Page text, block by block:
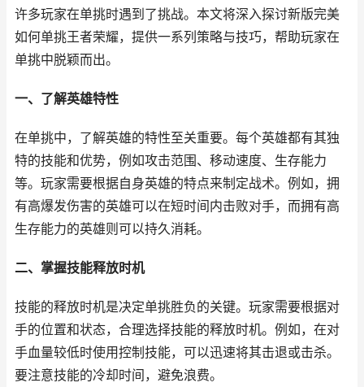
许多玩家在单挑时遇到了挑战。本文将深入探讨新版完美
如何单挑王者荣耀，提供一系列策略与技巧，帮助玩家在
单挑中脱颖而出。
一、了解英雄特性
在单挑中，了解英雄的特性至关重要。每个英雄都有其独
特的技能和优势，例如攻击范围、移动速度、生存能力
等。玩家需要根据自身英雄的特点来制定战术。例如，拥
有高爆发伤害的英雄可以在短时间内击败对手，而拥有高
生存能力的英雄则可以持久消耗。
二、掌握技能释放时机
技能的释放时机是决定单挑胜负的关键。玩家需要根据对
手的位置和状态，合理选择技能的释放时机。例如，在对
手血量较低时使用控制技能，可以迅速将其击退或击杀。
要注意技能的冷却时间，避免浪费。